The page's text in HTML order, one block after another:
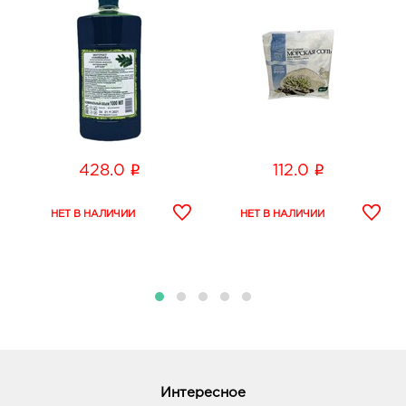
428.0 i 112.0 i
Интересное